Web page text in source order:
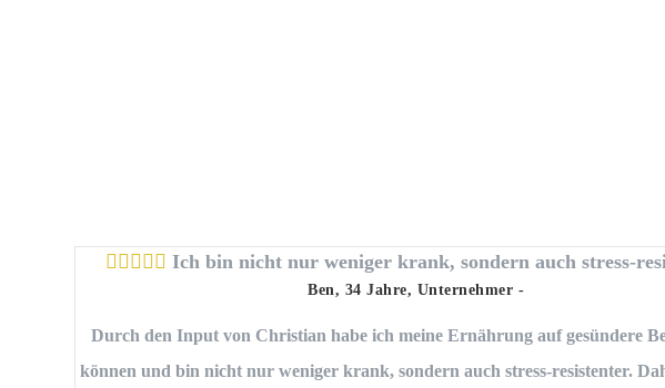
Ich bin nicht nur weniger krank, sondern auch stress-
Ben, 34 Jahre, Unternehmer -
Durch den Input von Christian habe ich meine Ernährung auf gesündere
können und bin nicht nur weniger krank, sondern auch stress-resistenter.